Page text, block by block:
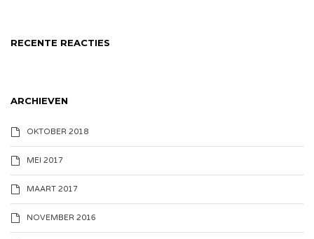
RECENTE REACTIES
ARCHIEVEN
OKTOBER 2018
MEI 2017
MAART 2017
NOVEMBER 2016